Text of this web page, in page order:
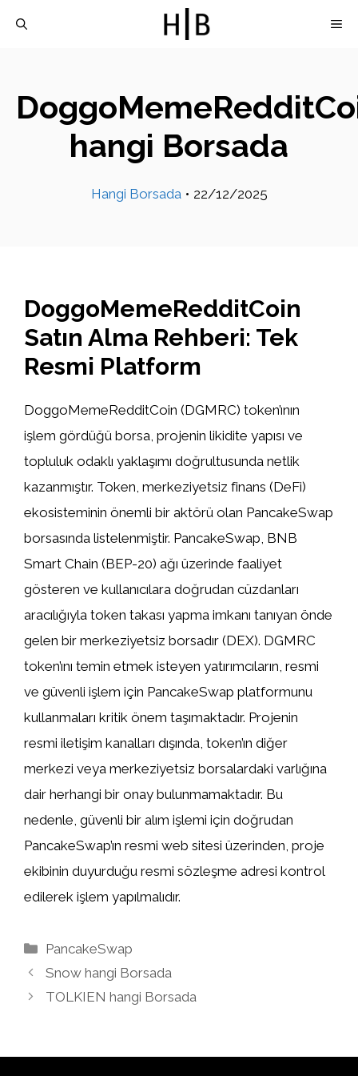
hangi Borsada
Hangi Borsada • 22/12/2025
DoggoMemeRedditCoin
Satın Alma Rehberi: Tek
Resmi Platform
DoggoMemeRedditCoin (DGMRC) token’ının
işlem gördüğü borsa, projenin likidite yapısı ve
topluluk odaklı yaklaşımı doğrultusunda netlik
kazanmıştır. Token, merkeziyetsiz finans (DeFi)
ekosisteminin önemli bir aktörü olan PancakeSwap
borsasında listelenmiştir. PancakeSwap, BNB
Smart Chain (BEP-20) ağı üzerinde faaliyet
gösteren ve kullanıcılara doğrudan cüzdanları
aracılığıyla token takası yapma imkanı tanıyan önde
gelen bir merkeziyetsiz borsadır (DEX). DGMRC
token’ını temin etmek isteyen yatırımcıların, resmi
ve güvenli işlem için PancakeSwap platformunu
kullanmaları kritik önem taşımaktadır. Projenin
resmi iletişim kanalları dışında, token’ın diğer
merkezi veya merkeziyetsiz borsalardaki varlığına
dair herhangi bir onay bulunmamaktadır. Bu
nedenle, güvenli bir alım işlemi için doğrudan
PancakeSwap’ın resmi web sitesi üzerinden, proje
ekibinin duyurduğu resmi sözleşme adresi kontrol
edilerek işlem yapılmalıdır.
Kategoriler
PancakeSwap
Snow hangi Borsada
TOLKIEN hangi Borsada